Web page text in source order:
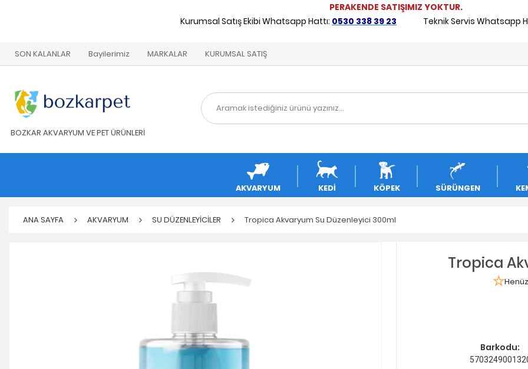
PERAKENDE SATIŞIMIZ YOKTUR.
Kurumsal Satış Ekibi Whatsapp Hattı: 0530 338 39 23 Teknik Servis Whatsapp
SON KALANLAR Bayilerimiz MARKALAR KURUMSAL SATIŞ
BOZKAR AKVARYUM VE PET ÜRÜNLERİ
AKVARYUM KEDİ KÖPEK SÜRÜNGEN
ANA SAYFA AKVARYUM SU DÜZENLEYİCİLER Tropica Akvaryum Su Düzenleyici 300ml
Tropica
Barkodu: